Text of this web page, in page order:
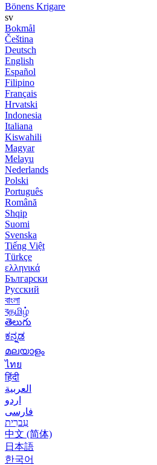
Bönens Krigare
sv
Bokmål
Čeština
Deutsch
English
Español
Filipino
Français
Hrvatski
Indonesia
Italiana
Kiswahili
Magyar
Melayu
Nederlands
Polski
Português
Română
Shqip
Suomi
Svenska
Tiếng Việt
Türkçe
ελληνικά
Български
Русский
বাংলা
বதமிழ்
తెలుగు
ಕನ್ನಡ
മലയാളം
ไทย
हिंदी
العربية
اردو
فارسی
עִברִית
中文 (简体)
日本語
한국어